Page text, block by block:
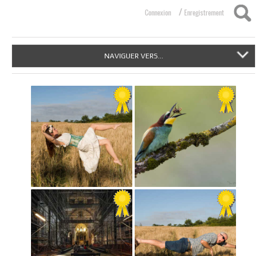
Connexion / Enregistrement
NAVIGUER VERS...